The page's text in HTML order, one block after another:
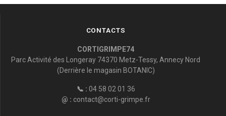
CONTACTS
CORTIGRIMPE74
Parc Activité des Longeray 74370 Metz-Tessy, Annecy Nord
(Derrière le magasin BOTANIC)
📞 : 04 58 02 01 36
@ : contact@corti-grimpe.fr